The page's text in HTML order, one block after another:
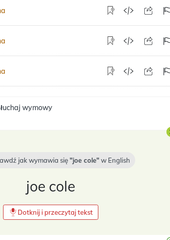
wymowy
jak wymawia się joe cole w English
joe cole
Dotknij i przeczytaj tekst